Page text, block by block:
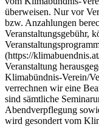
überweisen. Nur vor
bzw. Anzahlungen
Veranstaltungsgebühr,
(https://
Veranstaltung
Klimabündnis-Verein/
verrechnen wir eine
sind sämtliche
Abendverpflegung
wird gesondert vom